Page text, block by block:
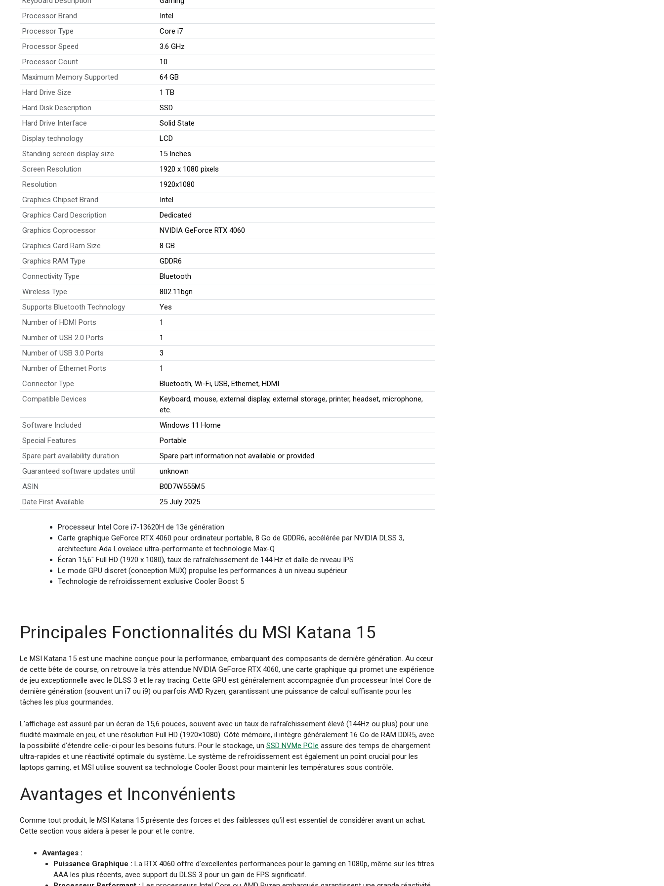
Processor Brand
Intel
Processor Type
Core i7
Processor Speed
3.6 GHz
Processor Count
10
Maximum Memory Supported
64 GB
Hard Drive Size
1 TB
Hard Disk Description
SSD
Hard Drive Interface
Solid State
Display technology
LCD
Standing screen display size
15 Inches
Screen Resolution
1920 x 1080 pixels
Resolution
1920x1080
Graphics Chipset Brand
Intel
Graphics Card Description
Dedicated
Graphics Coprocessor
NVIDIA GeForce RTX 4060
Graphics Card Ram Size
8 GB
Graphics RAM Type
GDDR6
Connectivity Type
Bluetooth
Wireless Type
802.11bgn
Supports Bluetooth Technology
Yes
Number of HDMI Ports
1
Number of USB 2.0 Ports
1
Number of USB 3.0 Ports
3
Number of Ethernet Ports
1
Connector Type
Bluetooth, Wi-Fi, USB, Ethernet, HDMI
Compatible Devices
Keyboard, mouse, external display, external storage, printer, headset, microphone,
etc.
Software Included
Windows 11 Home
Special Features
Portable
Spare part availability duration
Spare part information not available or provided
Guaranteed software updates until
unknown
ASIN
B0D7W555M5
Date First Available
25 July 2025
Processeur Intel Core i7-13620H de 13e génération
Carte graphique GeForce RTX 4060 pour ordinateur portable, 8 Go de GDDR6, accélérée par NVIDIA DLSS 3,
architecture Ada Lovelace ultra-performante et technologie Max-Q
Écran 15,6" Full HD (1920 x 1080), taux de rafraîchissement de 144 Hz et dalle de niveau IPS
Le mode GPU discret (conception MUX) propulse les performances à un niveau supérieur
Technologie de refroidissement exclusive Cooler Boost 5
Principales Fonctionnalités du MSI Katana 15
Le MSI Katana 15 est une machine conçue pour la performance, embarquant des composants de dernière génération. Au cœur
de cette bête de course, on retrouve la très attendue NVIDIA GeForce RTX 4060, une carte graphique qui promet une expérience
de jeu exceptionnelle avec le DLSS 3 et le ray tracing. Cette GPU est généralement accompagnée d’un processeur Intel Core de
dernière génération (souvent un i7 ou i9) ou parfois AMD Ryzen, garantissant une puissance de calcul suffisante pour les
tâches les plus gourmandes.
L’affichage est assuré par un écran de 15,6 pouces, souvent avec un taux de rafraîchissement élevé (144Hz ou plus) pour une
fluidité maximale en jeu, et une résolution Full HD (1920×1080). Côté mémoire, il intègre généralement 16 Go de RAM DDR5, avec
la possibilité d’étendre celle-ci pour les besoins futurs. Pour le stockage, un SSD NVMe PCIe assure des temps de chargement
ultra-rapides et une réactivité optimale du système. Le système de refroidissement est également un point crucial pour les
laptops gaming, et MSI utilise souvent sa technologie Cooler Boost pour maintenir les températures sous contrôle.
Avantages et Inconvénients
Comme tout produit, le MSI Katana 15 présente des forces et des faiblesses qu’il est essentiel de considérer avant un achat.
Cette section vous aidera à peser le pour et le contre.
Avantages :
Puissance Graphique : La RTX 4060 offre d’excellentes performances pour le gaming en 1080p, même sur les titres
AAA les plus récents, avec support du DLSS 3 pour un gain de FPS significatif.